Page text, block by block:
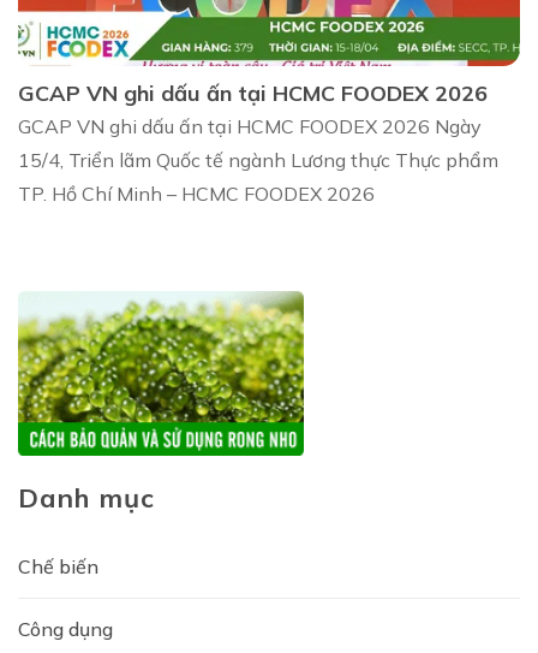
GCAP VN ghi dấu ấn tại HCMC FOODEX 2026
GCAP VN ghi dấu ấn tại HCMC FOODEX 2026 Ngày
15/4, Triển lãm Quốc tế ngành Lương thực Thực phẩm
TP. Hồ Chí Minh – HCMC FOODEX 2026
Danh mục
Chế biến
Công dụng